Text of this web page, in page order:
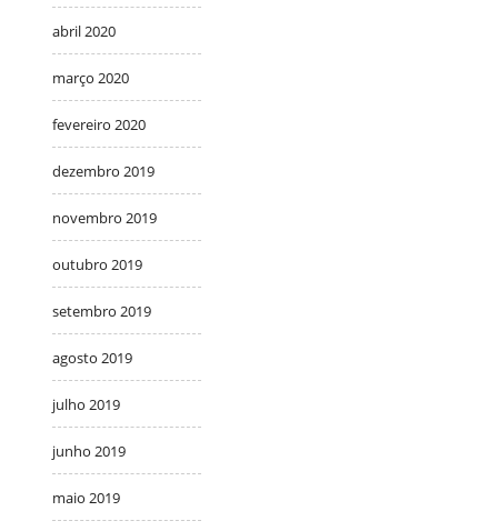
abril 2020
março 2020
fevereiro 2020
dezembro 2019
novembro 2019
outubro 2019
setembro 2019
agosto 2019
julho 2019
junho 2019
maio 2019